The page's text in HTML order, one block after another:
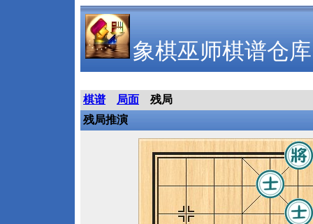
象棋巫师棋谱仓库
棋谱 局面
残局
残局推演